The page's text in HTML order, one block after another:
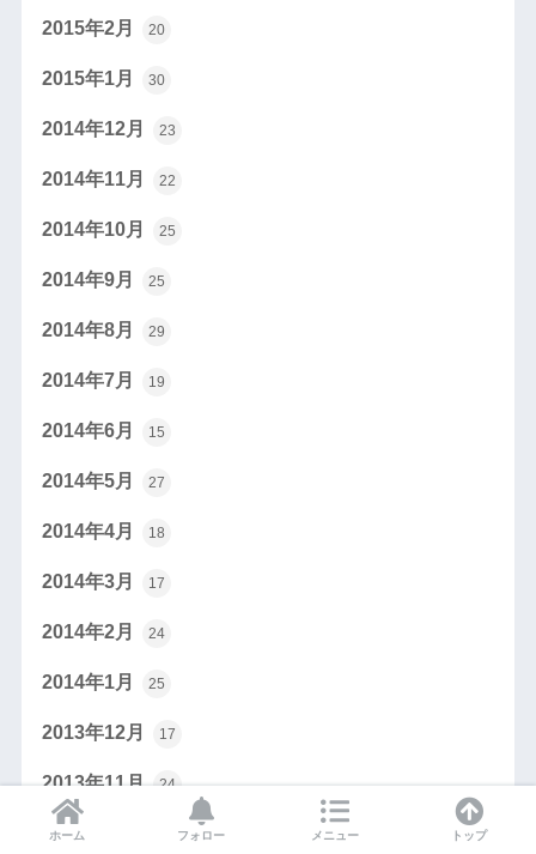
2015年2月 20
2015年1月 30
2014年12月 23
2014年11月 22
2014年10月 25
2014年9月 25
2014年8月 29
2014年7月 19
2014年6月 15
2014年5月 27
2014年4月 18
2014年3月 17
2014年2月 24
2014年1月 25
2013年12月 17
2013年11月 24
2013年10月
ホーム フォロー メニュー トップ